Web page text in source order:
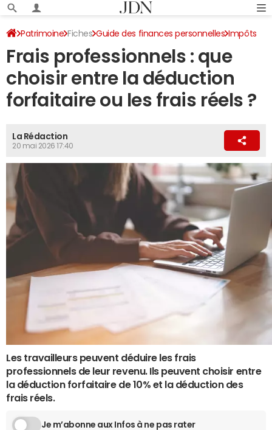
Patrimoine Fiches Guide des finances personnelles Impôts
Frais professionnels : que
choisir entre la déduction
forfaitaire ou les frais réels ?
La Rédaction
20 mai 2026 17:40
Les travailleurs peuvent déduire les frais
professionnels de leur revenu. Ils peuvent choisir entre
la déduction forfaitaire de 10% et la déduction des
frais réels.
Je m’abonne aux Infos à ne pas rater